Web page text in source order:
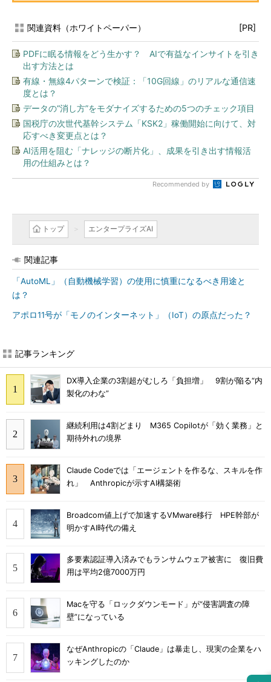
関連資料（ホワイトペーパー） [PR]
PDFに眠る情報をどう生かす？ AIで有益なインサイトを引き
出す方法とは
有線・無線4パターンで検証：「10G回線」のリアルな通信速
度とは？
データの“消し方”をモダナイズするための5つのチェック項目
国税庁の次世代基幹システム「KSK2」稼働開始に向けて、対
応すべき変更点とは？
AI活用を阻む「ナレッジの断片化」、成果を引き出す情報活
用の仕組みとは？
Recommended by
トップ エンタープライズAI
関連記事
「AutoML」（自動機械学習）の使用に慎重になるべき用途と
は？
アポロ11号が「モノのインターネット」（IoT）の原点だった？
記事ランキング
DX導入企業の3割超がむしろ「負担増」 9割が陥る“内
製化のわな”
継続利用は4割どまり M365 Copilotが「効く業務」と
期待外れの境界
Claude Codeでは「エージェントを作るな、スキルを作
れ」 Anthropicが示すAI構築術
Broadcom値上げで加速するVMware移行 HPE幹部が
明かすAI時代の備え
多要素認証導入済みでもランサムウェア被害に 復旧費
用は平均2億7000万円
Macを守る「ロックダウンモード」が“侵害調査の障
壁”になっている
なぜAnthropicの「Claude」は暴走し、現実の企業をハ
ッキングしたのか